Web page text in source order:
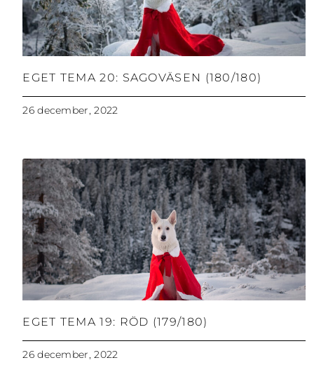
EGET TEMA 20: SAGOVÄSEN (180/180)
26 december, 2022
EGET TEMA 19: RÖD (179/180)
26 december, 2022